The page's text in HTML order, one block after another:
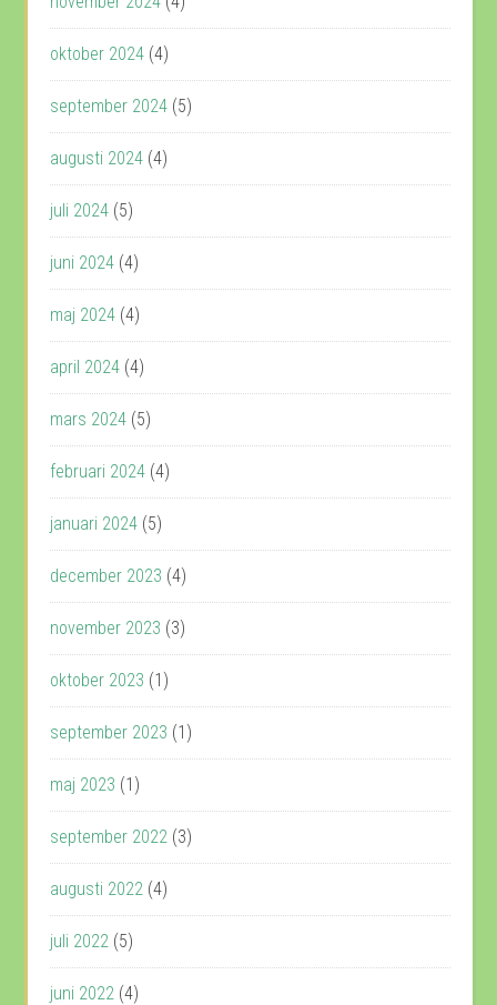
oktober 2024 (4)
september 2024 (5)
augusti 2024 (4)
juli 2024 (5)
juni 2024 (4)
maj 2024 (4)
april 2024 (4)
mars 2024 (5)
februari 2024 (4)
januari 2024 (5)
december 2023 (4)
november 2023 (3)
oktober 2023 (1)
september 2023 (1)
maj 2023 (1)
september 2022 (3)
augusti 2022 (4)
juli 2022 (5)
juni 2022 (4)